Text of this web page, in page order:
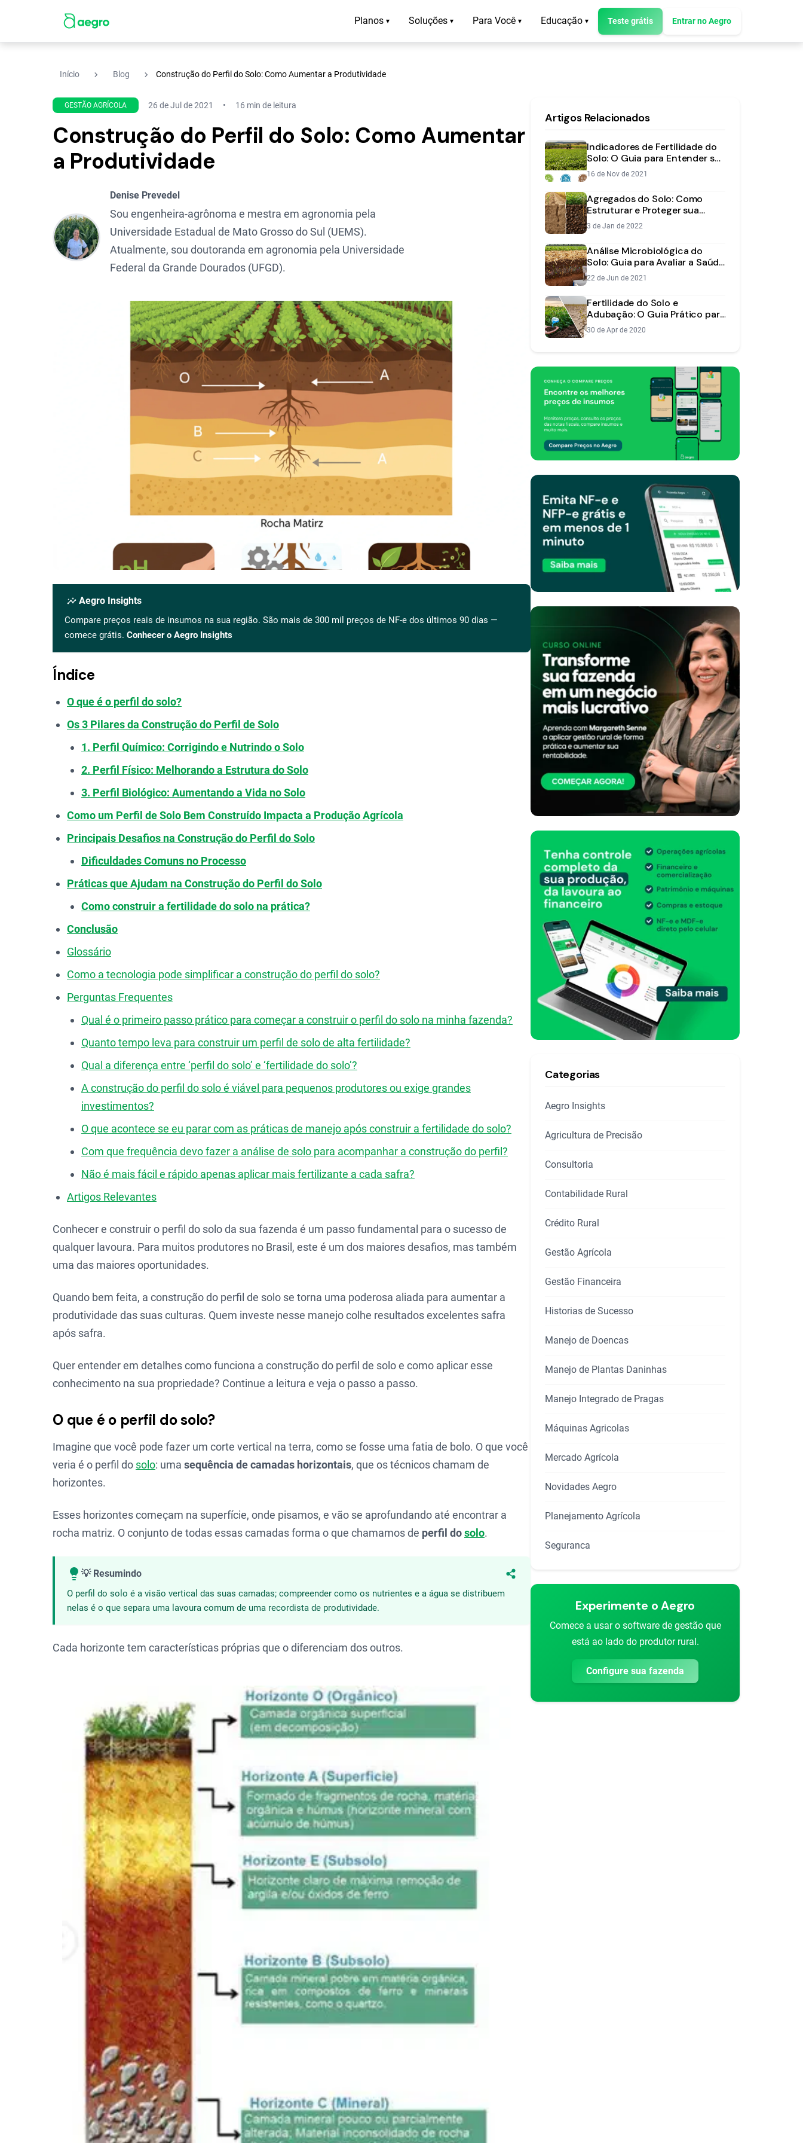
Planos ▾ Soluções ▾ Para Você ▾ Educação ▾ Teste grátis Entrar no Aegro
Início navigate_next Blog navigate_next Construção do Perfil do Solo: Como Aumentar a Produtividade
GESTÃO AGRÍCOLA 26 de Jul de 2021 16 min de leitura
Construção do Perfil do Solo: Como Aumentar
a Produtividade
Denise Prevedel
Sou engenheira-agrônoma e mestra em agronomia pela
Universidade Estadual de Mato Grosso do Sul (UEMS).
Atualmente, sou doutoranda em agronomia pela Universidade
Federal da Grande Dourados (UFGD).
insights Aegro Insights
Compare preços reais de insumos na sua região. São mais de 300 mil preços de NF-e dos últimos 90 dias —
comece grátis. Conhecer o Aegro Insights
Índice
O que é o perfil do solo?
Os 3 Pilares da Construção do Perfil de Solo
1. Perfil Químico: Corrigindo e Nutrindo o Solo
2. Perfil Físico: Melhorando a Estrutura do Solo
3. Perfil Biológico: Aumentando a Vida no Solo
Como um Perfil de Solo Bem Construído Impacta a Produção Agrícola
Principais Desafios na Construção do Perfil do Solo
Dificuldades Comuns no Processo
Práticas que Ajudam na Construção do Perfil do Solo
Como construir a fertilidade do solo na prática?
Conclusão
Glossário
Como a tecnologia pode simplificar a construção do perfil do solo?
Perguntas Frequentes
Qual é o primeiro passo prático para começar a construir o perfil do solo na minha fazenda?
Quanto tempo leva para construir um perfil de solo de alta fertilidade?
Qual a diferença entre ‘perfil do solo’ e ‘fertilidade do solo’?
A construção do perfil do solo é viável para pequenos produtores ou exige grandes
investimentos?
O que acontece se eu parar com as práticas de manejo após construir a fertilidade do solo?
Com que frequência devo fazer a análise de solo para acompanhar a construção do perfil?
Não é mais fácil e rápido apenas aplicar mais fertilizante a cada safra?
Artigos Relevantes
Conhecer e construir o perfil do solo da sua fazenda é um passo fundamental para o sucesso de
qualquer lavoura. Para muitos produtores no Brasil, este é um dos maiores desafios, mas também
uma das maiores oportunidades.
Quando bem feita, a construção do perfil de solo se torna uma poderosa aliada para aumentar a
produtividade das suas culturas. Quem investe nesse manejo colhe resultados excelentes safra
após safra.
Quer entender em detalhes como funciona a construção do perfil de solo e como aplicar esse
conhecimento na sua propriedade? Continue a leitura e veja o passo a passo.
O que é o perfil do solo?
Imagine que você pode fazer um corte vertical na terra, como se fosse uma fatia de bolo. O que você
veria é o perfil do solo: uma sequência de camadas horizontais, que os técnicos chamam de
horizontes.
Esses horizontes começam na superfície, onde pisamos, e vão se aprofundando até encontrar a
rocha matriz. O conjunto de todas essas camadas forma o que chamamos de perfil dosolo.
💡 Resumindo
Compartilhar
O perfil do solo é a visão vertical das suas camadas; compreender como os nutrientes e a água se distribuem
nelas é o que separa uma lavoura comum de uma recordista de produtividade.
Cada horizonte tem características próprias que o diferenciam dos outros.
Artigos Relacionados
Indicadores de Fertilidade do
Solo: O Guia para Entender sua
Análise
16 de Nov de 2021
Agregados do Solo: Como
Estruturar e Proteger sua
Lavoura
3 de Jan de 2022
Análise Microbiológica do
Solo: Guia para Avaliar a Saúde
da Terra
22 de Jun de 2021
Fertilidade do Solo e
Adubação: O Guia Prático para
Aumentar sua Produtividade
30 de Apr de 2020
Categorias
Aegro Insights
Agricultura de Precisão
Consultoria
Contabilidade Rural
Crédito Rural
Gestão Agrícola
Gestão Financeira
Historias de Sucesso
Manejo de Doencas
Manejo de Plantas Daninhas
Manejo Integrado de Pragas
Máquinas Agricolas
Mercado Agrícola
Novidades Aegro
Planejamento Agrícola
Seguranca
Experimente o Aegro
Comece a usar o software de gestão que
está ao lado do produtor rural.
Configure sua fazenda